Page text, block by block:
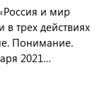
и мир
в трех действиях
Понимание.
2021…